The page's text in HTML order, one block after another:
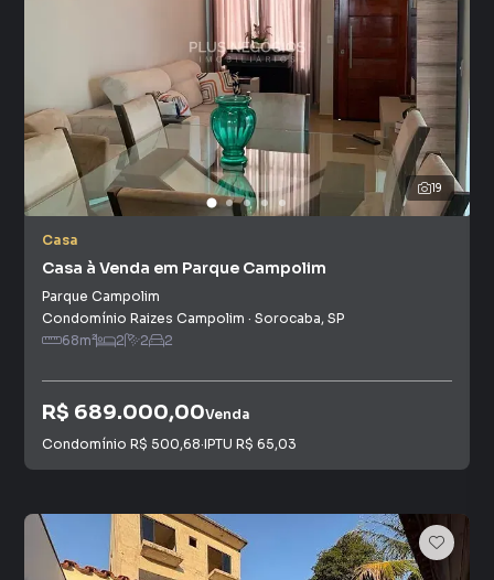
19
Casa
Casa à Venda em Parque Campolim
Parque Campolim
Condomínio Raizes Campolim · Sorocaba, SP
68m² 2 2 2
R$ 689.000,00Venda
Condomínio R$ 500,68·IPTU R$ 65,03